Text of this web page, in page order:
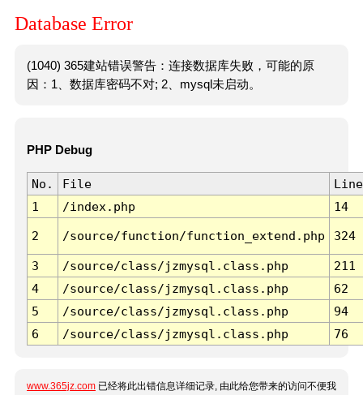
Database Error
(1040) 365建站错误警告：连接数据库失败，可能的原
因：1、数据库密码不对; 2、mysql未启动。
PHP Debug
No. File
Line
1
/index.php 14
2 /source/function/function_extend.php 324
3 /source/class/jzmysql.class.php
211
4
/source/class/jzmysql.class.php
62
5
/source/class/jzmysql.class.php
94
6
/source/class/jzmysql.class.php 76
www.365jz.com 已经将此出错信息详细记录, 由此给您带来的访问不便我